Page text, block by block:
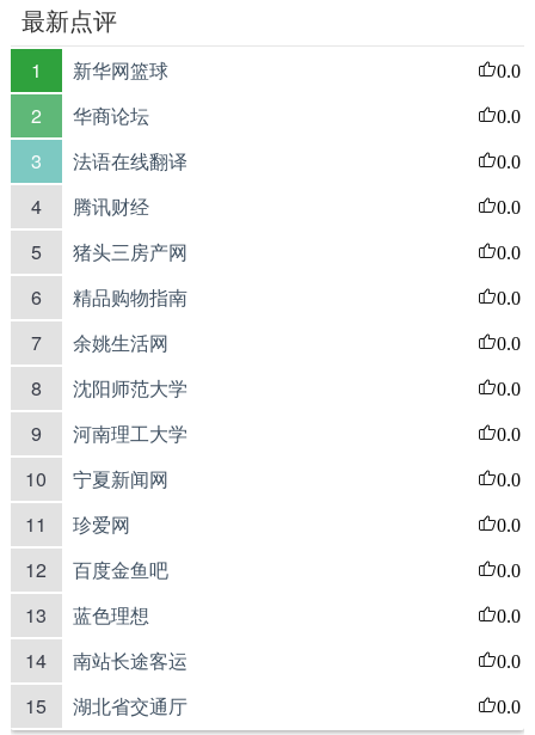
最新点评
1 新华网篮球 0.0
2 华商论坛 0.0
3 法语在线翻译 0.0
4 腾讯财经 0.0
5 猪头三房产网 0.0
6 精品购物指南 0.0
7 余姚生活网 0.0
8 沈阳师范大学 0.0
9 河南理工大学 0.0
10 宁夏新闻网 0.0
11 珍爱网 0.0
12 百度金鱼吧 0.0
13 蓝色理想 0.0
14 南站长途客运 0.0
15 湖北省交通厅 0.0